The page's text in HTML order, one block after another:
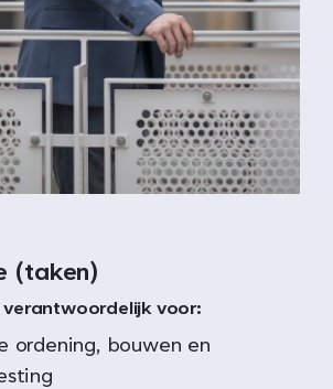
(taken)
voor:
ordening, bouwen en